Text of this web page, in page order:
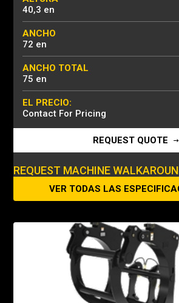
40,3 en
ANCHO
72 en
ANCHO TOTAL
75 en
EL PRECIO:
Contact For Pricing
REQUEST QUOTE
REQUEST MACHINE
VER TODAS LAS